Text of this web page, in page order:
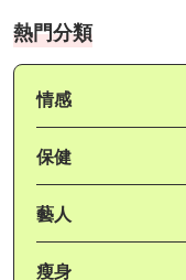
熱門分類
情感
保健
藝人
瘦身